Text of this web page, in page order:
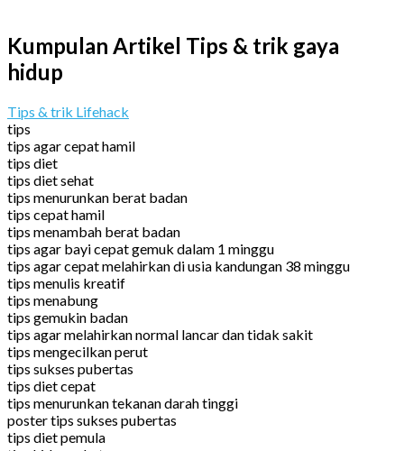
Kumpulan Artikel Tips & trik gaya
hidup
Tips & trik Lifehack
tips
tips agar cepat hamil
tips diet
tips diet sehat
tips menurunkan berat badan
tips cepat hamil
tips menambah berat badan
tips agar bayi cepat gemuk dalam 1 minggu
tips agar cepat melahirkan di usia kandungan 38 minggu
tips menulis kreatif
tips menabung
tips gemukin badan
tips agar melahirkan normal lancar dan tidak sakit
tips mengecilkan perut
tips sukses pubertas
tips diet cepat
tips menurunkan tekanan darah tinggi
poster tips sukses pubertas
tips diet pemula